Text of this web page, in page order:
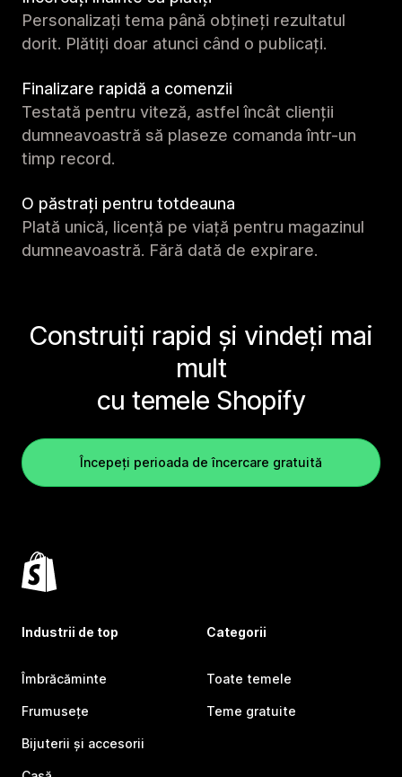
Personalizați tema până obțineți rezultatul
dorit. Plătiți doar atunci când o publicați.
Finalizare rapidă a comenzii
Testată pentru viteză, astfel încât clienții
dumneavoastră să plaseze comanda într-un
timp record.
O păstrați pentru totdeauna
Plată unică, licență pe viață pentru magazinul
dumneavoastră. Fără dată de expirare.
Construiți rapid și vindeți mai
mult
cu temele Shopify
Începeți perioada de încercare gratuită
Industrii de top
Îmbrăcăminte
Frumusețe
Bijuterii și accesorii
Categorii
Toate temele
Teme gratuite